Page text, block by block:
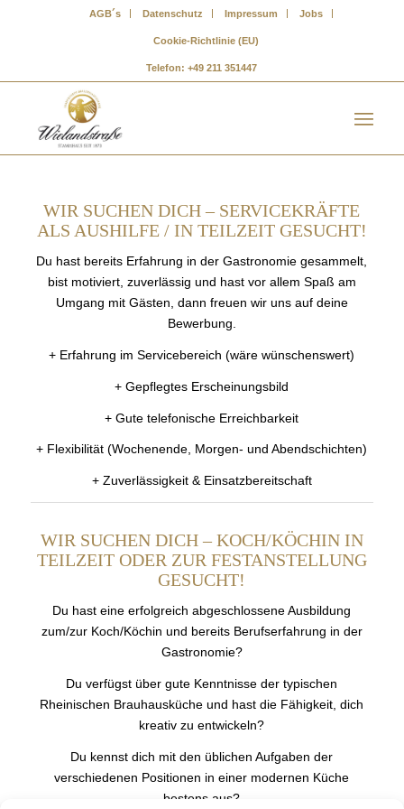
AGB´s Datenschutz Impressum Jobs
Cookie-Richtlinie (EU)
Telefon: +49 211 351447
WIR SUCHEN DICH – SERVICEKRÄFTE
ALS AUSHILFE / IN TEILZEIT GESUCHT!
Du hast bereits Erfahrung in der Gastronomie gesammelt,
bist motiviert, zuverlässig und hast vor allem Spaß am
Umgang mit Gästen, dann freuen wir uns auf deine
Bewerbung.
+ Erfahrung im Servicebereich (wäre wünschenswert)
+ Gepflegtes Erscheinungsbild
+ Gute telefonische Erreichbarkeit
+ Flexibilität (Wochenende, Morgen- und Abendschichten)
+ Zuverlässigkeit & Einsatzbereitschaft
WIR SUCHEN DICH – KOCH/KÖCHIN IN
TEILZEIT ODER ZUR FESTANSTELLUNG
GESUCHT!
Du hast eine erfolgreich abgeschlossene Ausbildung
zum/zur Koch/Köchin und bereits Berufserfahrung in der
Gastronomie?
Du verfügst über gute Kenntnisse der typischen
Rheinischen Brauhausküche und hast die Fähigkeit, dich
kreativ zu entwickeln?
Du kennst dich mit den üblichen Aufgaben der
verschiedenen Positionen in einer modernen Küche
bestens aus?